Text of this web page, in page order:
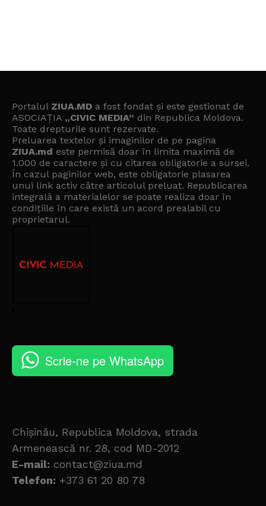
Portalul ZIUA.MD a fost fondat și este gestionat de
ASOCIAȚIA „CIVIC MEDIA” din Republica Moldova.
Toate drepturile sunt rezervate.
Preluarea textelor și imaginilor de pe pagina
ZIUA.md este permisă doar în limita maximă de
1.000 de caractere și cu citarea obligatorie a sursei.
În cazul paginilor web, este obligatorie plasarea
unui link activ către articolul preluat. Republicarea
integrală a materialelor se poate realiza doar în
condițiile în care există un acord prealabil cu
proprietarul.
Scrie-ne pe WhatsApp
Chișinău, Republica Moldova, strada
Armenească nr. 28, cod MD-2012
E-mail: contact@ziua.md
Telefon: +373 61 20 80 78